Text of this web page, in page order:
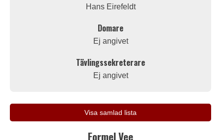
Hans Eirefeldt
Domare
Ej angivet
Tävlingssekreterare
Ej angivet
Visa samlad lista
Formel Vee